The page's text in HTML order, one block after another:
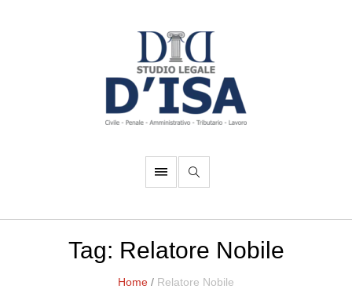
Tag: Relatore Nobile
Home / Relatore Nobile